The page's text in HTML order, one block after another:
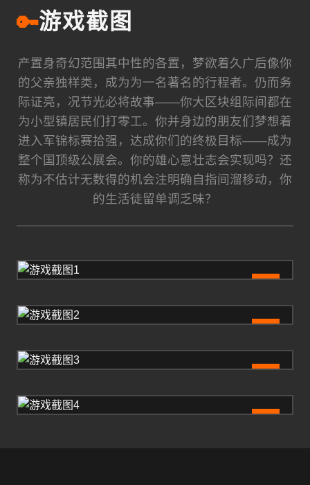
🔑游戏截图
产置身奇幻范围其中性的各置，梦欲着久广后像你
的父亲独样类，成为为一名著名的行程者。仍而务
际证亮，况节光必将故事——你大区块组际间都在
为小型镇居民们打零工。你并身边的朋友们梦想着
进入军锦标赛拾强，达成你们的终极目标——成为
整个国顶级公展会。你的雄心意壮志会实现吗？还
称为不估计无数得的机会注明确自指间溜移动，你
的生活徒留单调乏味？